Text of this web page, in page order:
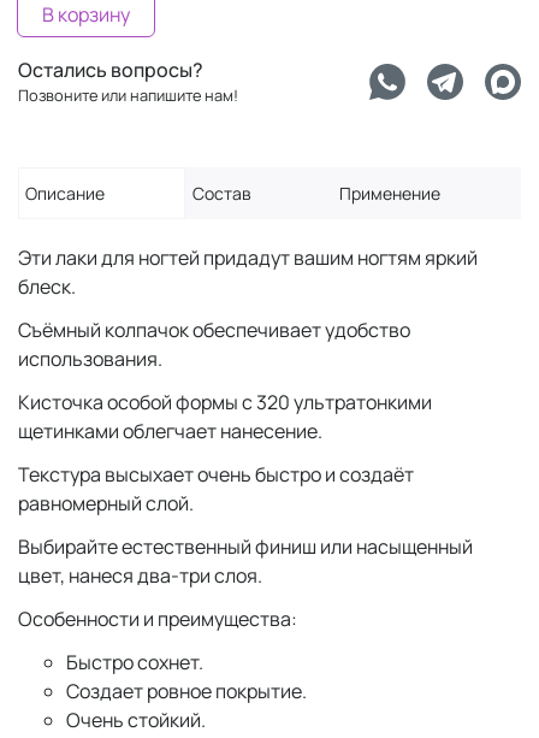
В корзину
Остались вопросы?
Позвоните или напишите нам!
Описание Состав Применение
Эти лаки для ногтей придадут вашим ногтям яркий
блеск.
Съёмный колпачок обеспечивает удобство
использования.
Кисточка особой формы с 320 ультратонкими
щетинками облегчает нанесение.
Текстура высыхает очень быстро и создаёт
равномерный слой.
Выбирайте естественный финиш или насыщенный
цвет, нанеся два-три слоя.
Особенности и преимущества:
Быстро сохнет.
Создает ровное покрытие.
Очень стойкий.